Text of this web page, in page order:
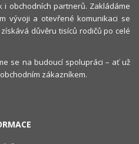
i obchodních partnerů. Zakládáme
vývoji a otevřené komunikaci se
důvěru tisíců rodičů po celé
se na budoucí spolupráci – ať už
zákazníkem.